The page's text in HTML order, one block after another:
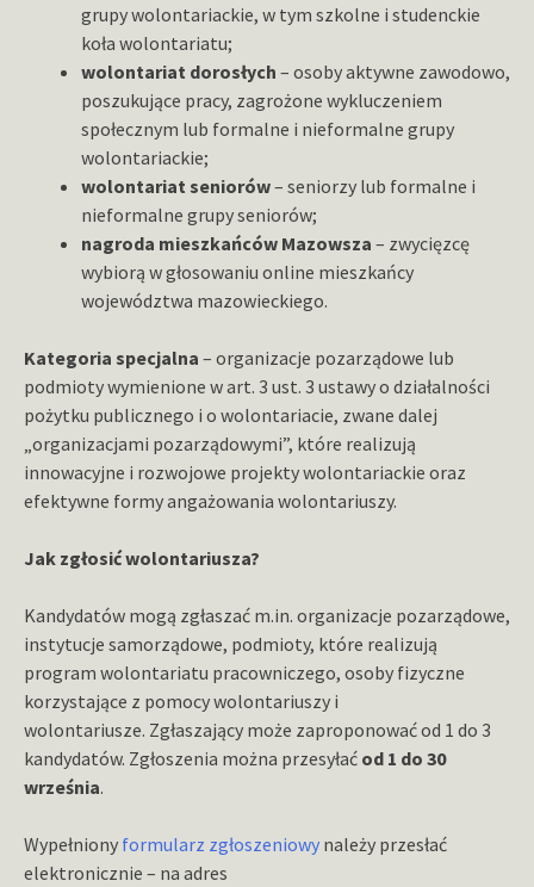
grupy wolontariackie, w tym szkolne i studenckie
koła wolontariatu;
wolontariat dorosłych – osoby aktywne zawodowo,
poszukujące pracy, zagrożone wykluczeniem
społecznym lub formalne i nieformalne grupy
wolontariackie;
wolontariat seniorów– seniorzy lub formalne i
nieformalne grupy seniorów;
nagroda mieszkańców Mazowsza – zwycięzcę
wybiorą w głosowaniu online mieszkańcy
województwa mazowieckiego.
Kategoria specjalna – organizacje pozarządowe lub
podmioty wymienione w art. 3 ust. 3 ustawy o działalności
pożytku publicznego i o wolontariacie, zwane dalej
„organizacjami pozarządowymi”, które realizują
innowacyjne i rozwojowe projekty wolontariackie oraz
efektywne formy angażowania wolontariuszy.
Jak zgłosić wolontariusza?
Kandydatów mogą zgłaszać m.in. organizacje pozarządowe,
instytucje samorządowe, podmioty, które realizują
program wolontariatu pracowniczego, osoby fizyczne
korzystające z pomocy wolontariuszy i
wolontariusze. Zgłaszający może zaproponować od 1 do 3
kandydatów. Zgłoszenia można przesyłać od 1 do 30
września.
Wypełniony formularz zgłoszeniowy należy przesłać
elektronicznie – na adres